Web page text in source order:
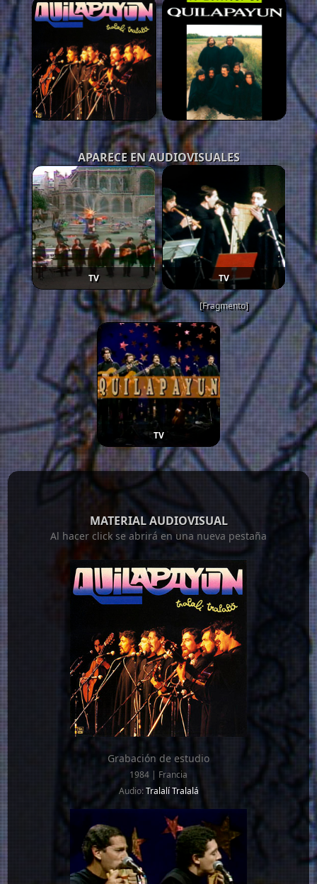
APARECE EN AUDIOVISUALES
TV TV
[Fragmento]
TV
MATERIAL AUDIOVISUAL
Al hacer click se abrirá en una nueva pestaña
Grabación de estudio
1984 | Francia
Audio:Tralalí Tralalá